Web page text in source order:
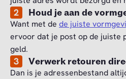
2 Houd je aan de
Want met de de juiste
ervoor dat je post op de juiste
geld.
3 Verwerk retouren
Dan is je adressenbestand